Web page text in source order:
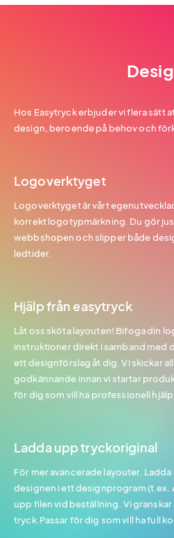
Hos Easytryck erbjuder vi flera sätt
design, beroende på behov och
Logoverktyget
Logoverktyget är vårt
korrekt logotypmärkning. Du gör
webbshopen och slipper både
ledtider.
Hjälp från easytryck
Låt oss sköta layouten! Bifoga din
instruktioner direkt i samband med
ett designförslag åt dig. Vi skickar
godkännande innan vi startar
för dig som vill ha professionell hjälp
Ladda upp tryckoriginal
För mer avancerade layouter.
designen i ett designprogram (t.ex.
upp filen vid beställning. Vi
tryck.Passar för dig som vill ha full